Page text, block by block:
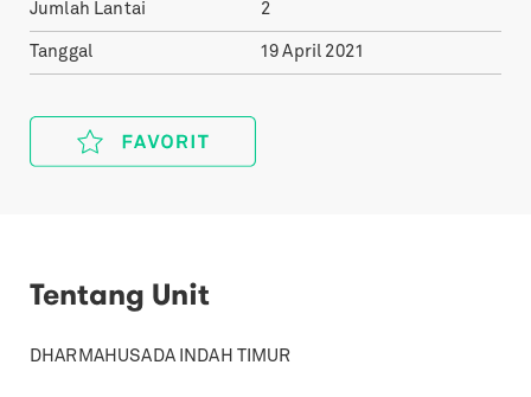
Jumlah Lantai 2
Tanggal 19 April 2021
Tentang Unit
DHARMAHUSADA INDAH TIMUR